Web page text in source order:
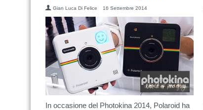
Gian Luca Di Felice 16 Settembre 2014
In occasione del Photokina 2014, Polaroid ha